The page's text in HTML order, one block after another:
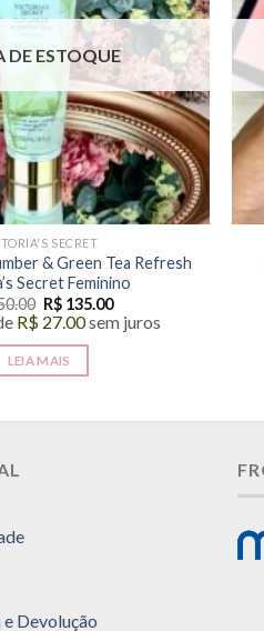
DE ESTOQUE
SECRET
& Green Tea Refresh
Secret Feminino
O
preço
original
era:
R$ 150.00.
R$135.00O
preço
atual
R$ 27.00sem juros
LEIA MAIS
Devolução